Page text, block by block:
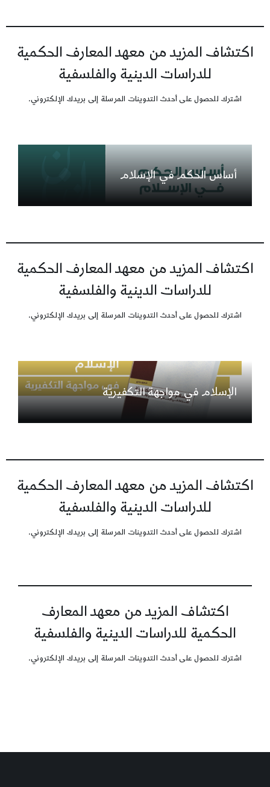
اكتشاف المزيد من معهد المعارف الحكمية
للدراسات الدينية والفلسفية
اشترك للحصول على أحدث التدوينات المرسلة إلى بريدك الإلكتروني.
أساس الحكم في الإسلام
اكتشاف المزيد من معهد المعارف الحكمية
للدراسات الدينية والفلسفية
اشترك للحصول على أحدث التدوينات المرسلة إلى بريدك الإلكتروني.
الإسلام في مواجهة التكفيريّة
اكتشاف المزيد من معهد المعارف الحكمية
للدراسات الدينية والفلسفية
اشترك للحصول على أحدث التدوينات المرسلة إلى بريدك الإلكتروني.
اكتشاف المزيد من معهد المعارف
الحكمية للدراسات الدينية والفلسفية
اشترك للحصول على أحدث التدوينات المرسلة إلى بريدك الإلكتروني.